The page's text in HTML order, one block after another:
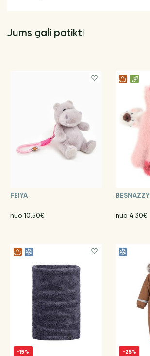
Jums gali patikti
FEIYA
nuo 10.50€
BESNAZZY
nuo 4.30€
-15% -25%